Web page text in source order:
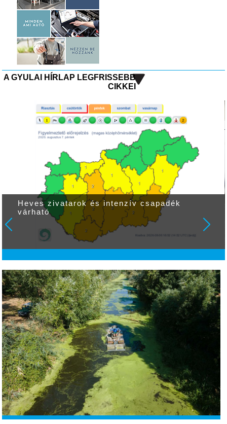
A GYULAI HÍRLAP LEGFRISSEBB
CIKKEI
Heves zivatarok és intenzív csapadék
várható